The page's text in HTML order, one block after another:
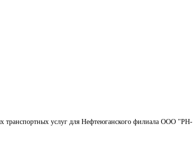
транспортных услуг для Нефтеюганского филиала ООО "РН-